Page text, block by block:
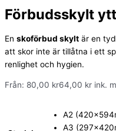
Förbudsskylt
En skoförbud skylt är en
att skor inte är tillåtna i ett
renlighet och hygien.
Från: 80,00 kr64,00 kr ink.
A2
A3